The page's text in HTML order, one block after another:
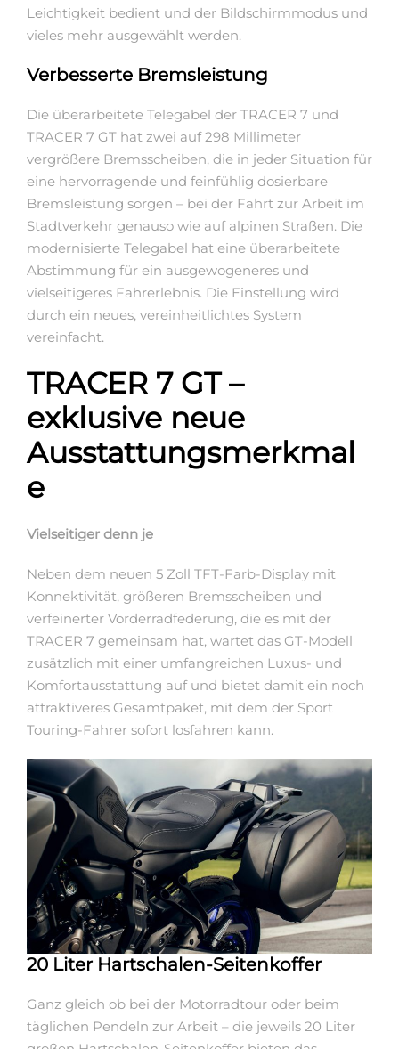
Leichtigkeit bedient und der Bildschirmmodus und
vieles mehr ausgewählt werden.
Verbesserte Bremsleistung
Die überarbeitete Telegabel der TRACER 7 und
TRACER 7 GT hat zwei auf 298 Millimeter
vergrößere Bremsscheiben, die in jeder Situation für
eine hervorragende und feinfühlig dosierbare
Bremsleistung sorgen – bei der Fahrt zur Arbeit im
Stadtverkehr genauso wie auf alpinen Straßen. Die
modernisierte Telegabel hat eine überarbeitete
Abstimmung für ein ausgewogeneres und
vielseitigeres Fahrerlebnis. Die Einstellung wird
durch ein neues, vereinheitlichtes System
vereinfacht.
TRACER 7 GT –
exklusive neue
Ausstattungsmerkmal
e
Vielseitiger denn je
Neben dem neuen 5 Zoll TFT-Farb-Display mit
Konnektivität, größeren Bremsscheiben und
verfeinerter Vorderradfederung, die es mit der
TRACER 7 gemeinsam hat, wartet das GT-Modell
zusätzlich mit einer umfangreichen Luxus- und
Komfortausstattung auf und bietet damit ein noch
attraktiveres Gesamtpaket, mit dem der Sport
Touring-Fahrer sofort losfahren kann.
20 Liter Hartschalen-Seitenkoffer
Ganz gleich ob bei der Motorradtour oder beim
täglichen Pendeln zur Arbeit – die jeweils 20 Liter